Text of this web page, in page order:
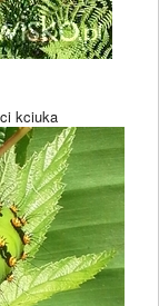
kciuka